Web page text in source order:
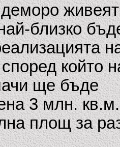
близко
който
ще бъде
3 млн. кв.м.
площ за